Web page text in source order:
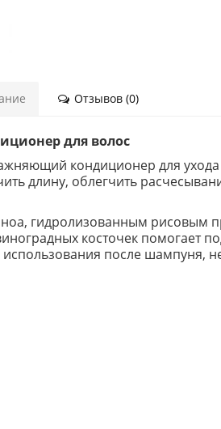
Отзывов (0)
для волос
кондиционер для ухода
длину, облегчить
гидролизованным рисовым
косточек помогает
после шампуня,